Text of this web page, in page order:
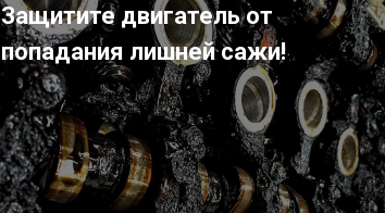
Защитите двигатель от
попадания лишней сажи!